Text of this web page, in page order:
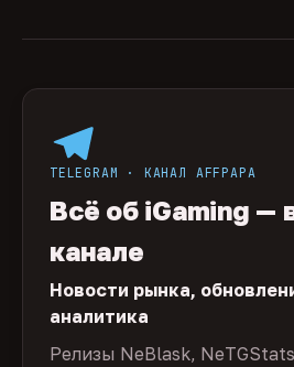
TELEGRAM · КАНАЛ AFFPAPA
Всё об iGaming —
канале
Новости рынка,
аналитика
Релизы NeBlask,